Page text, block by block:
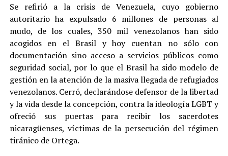
Se refirió a la crisis de Venezuela, cuyo gobierno
autoritario ha expulsado 6 millones de personas al
mudo, de los cuales, 350 mil venezolanos han sido
acogidos en el Brasil y hoy cuentan no sólo con
documentación sino acceso a servicios públicos como
seguridad social, por lo que el Brasil ha sido modelo de
gestión en la atención de la masiva llegada de refugiados
venezolanos. Cerró, declarándose defensor de la libertad
y la vida desde la concepción, contra la ideología LGBT y
ofreció sus puertas para recibir los sacerdotes
nicaragüenses, víctimas de la persecución del régimen
tiránico de Ortega.